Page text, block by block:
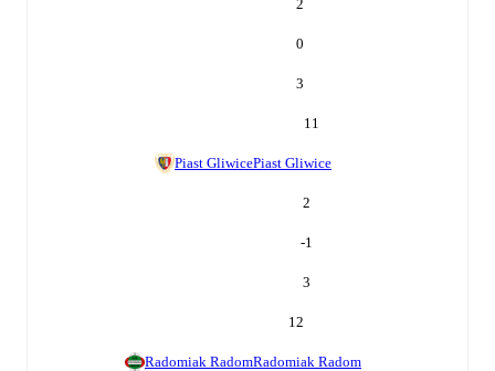
2
0
3
11
Piast GliwicePiast Gliwice
2
-1
3
12
Radomiak RadomRadomiak Radom